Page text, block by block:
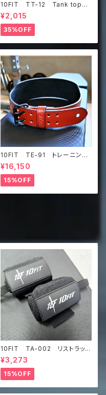
10FIT TT-12 Tank top
タンクトップ ジムウェア トレ
ーニング 筋トレ ダークグリ
ーン
¥2,015
35%OFF
10FIT TE-91 トレーニング
ベルト リフティングベルト パ
ワーベルト レザー ブラウ
ン lifting belt power belt
¥16,150
15%OFF
10FIT TA-002 リストラッ
プ トレーニング 筋トレ サ
ポーター 黒 wrist wrap
¥3,273
15%OFF